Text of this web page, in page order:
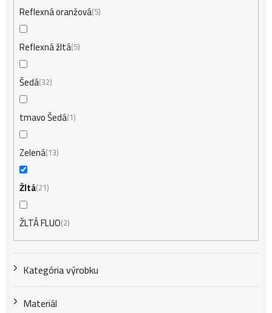
Reflexná oranžová 5
Reflexná žltá 5
Šedá32
tmavo Šedá 1
Zelená 13
Žltá 21
ŽLTÁ FLUO 2
Kategória výrobku
Materiál